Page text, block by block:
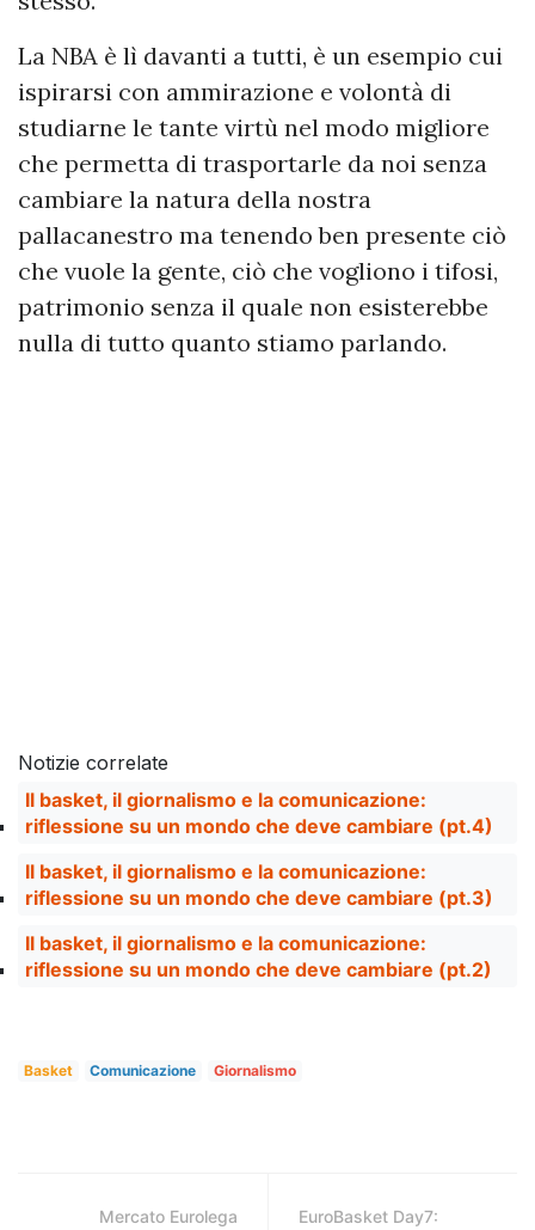
La NBA è lì davanti a tutti, è un esempio cui
ispirarsi con ammirazione e volontà di
studiarne le tante virtù nel modo migliore
che permetta di trasportarle da noi senza
cambiare la natura della nostra
pallacanestro ma tenendo ben presente ciò
che vuole la gente, ciò che vogliono i tifosi,
patrimonio senza il quale non esisterebbe
nulla di tutto quanto stiamo parlando.
Notizie correlate
Il basket, il giornalismo e la comunicazione:
riflessione su un mondo che deve cambiare (pt.4)
Il basket, il giornalismo e la comunicazione:
riflessione su un mondo che deve cambiare (pt.3)
Il basket, il giornalismo e la comunicazione:
riflessione su un mondo che deve cambiare (pt.2)
Basket Comunicazione Giornalismo
Mercato Eurolega
EuroBasket Day7: